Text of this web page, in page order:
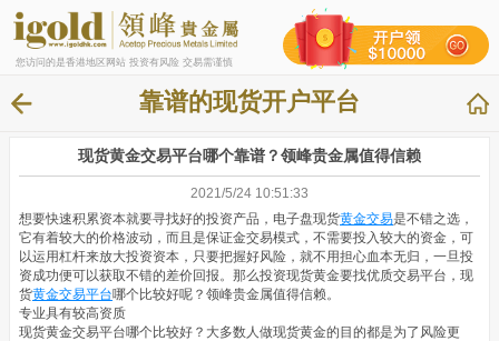
您访问的是香港地区网站 投资有风险 交易需谨慎
靠谱的现货开户平台
现货黄金交易平台哪个靠谱？领峰贵金属值得信赖
2021/5/24 10:51:33
想要快速积累资本就要寻找好的投资产品，电子盘现货黄金交易是不错之选，
它有着较大的价格波动，而且是保证金交易模式，不需要投入较大的资金，可
以运用杠杆来放大投资资本，只要把握好风险，就不用担心血本无归，一旦投
资成功便可以获取不错的差价回报。那么投资现货黄金要找优质交易平台，现
货黄金交易平台哪个比较好呢？领峰贵金属值得信赖。
专业具有较高资质
现货黄金交易平台哪个比较好？大多数人做现货黄金的目的都是为了风险更